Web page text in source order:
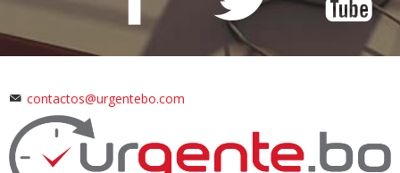
contactos@urgentebo.com